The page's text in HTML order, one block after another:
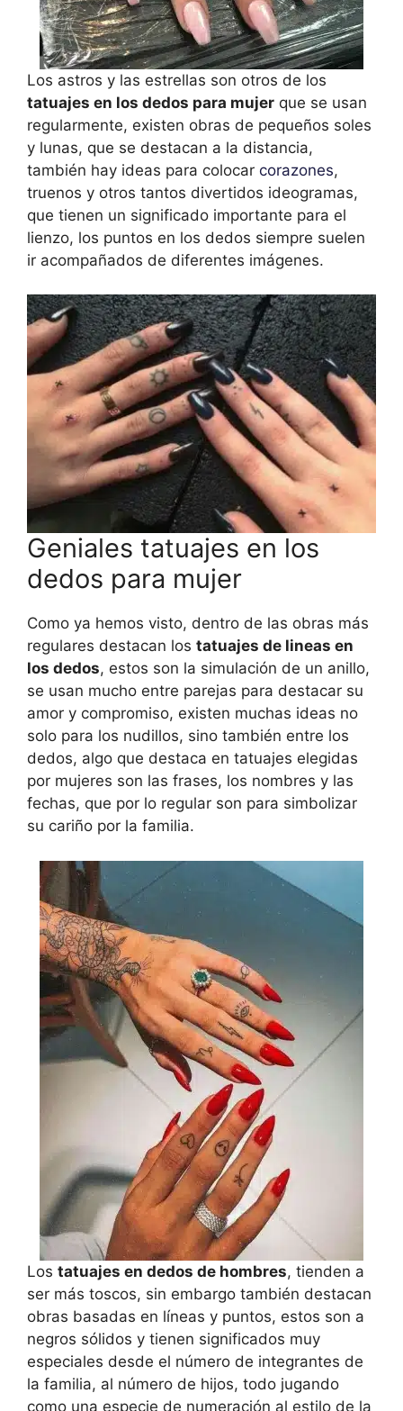
Los astros y las estrellas son otros de los
tatuajes en los dedos para mujer que se usan
regularmente, existen obras de pequeños soles
y lunas, que se destacan a la distancia,
también hay ideas para colocar corazones,
truenos y otros tantos divertidos ideogramas,
que tienen un significado importante para el
lienzo, los puntos en los dedos siempre suelen
ir acompañados de diferentes imágenes.
Geniales tatuajes en los
dedos para mujer
Como ya hemos visto, dentro de las obras más
regulares destacan los tatuajes de lineas en
los dedos, estos son la simulación de un anillo,
se usan mucho entre parejas para destacar su
amor y compromiso, existen muchas ideas no
solo para los nudillos, sino también entre los
dedos, algo que destaca en tatuajes elegidas
por mujeres son las frases, los nombres y las
fechas, que por lo regular son para simbolizar
su cariño por la familia.
Los tatuajes en dedos de hombres, tienden a
ser más toscos, sin embargo también destacan
obras basadas en líneas y puntos, estos son a
negros sólidos y tienen significados muy
especiales desde el número de integrantes de
la familia, al número de hijos, todo jugando
como una especie de numeración al estilo de la